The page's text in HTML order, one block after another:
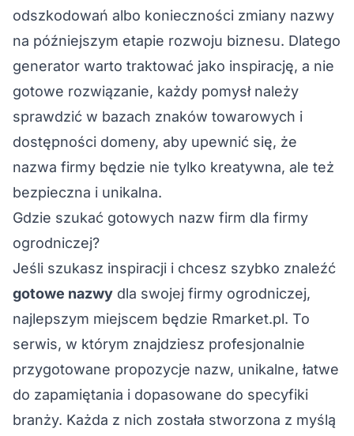
odszkodowań albo konieczności zmiany nazwy
na późniejszym etapie rozwoju biznesu. Dlatego
generator warto traktować jako inspirację, a nie
gotowe rozwiązanie, każdy pomysł należy
sprawdzić w bazach znaków towarowych i
dostępności domeny, aby upewnić się, że
nazwa firmy będzie nie tylko kreatywna, ale też
bezpieczna i unikalna.
Gdzie szukać gotowych nazw firm dla firmy
ogrodniczej?
Jeśli szukasz inspiracji i chcesz szybko znaleźć
gotowe nazwy dla swojej firmy ogrodniczej,
najlepszym miejscem będzie Rmarket.pl. To
serwis, w którym znajdziesz profesjonalnie
przygotowane propozycje nazw, unikalne, łatwe
do zapamiętania i dopasowane do specyfiki
branży. Każda z nich została stworzona z myślą